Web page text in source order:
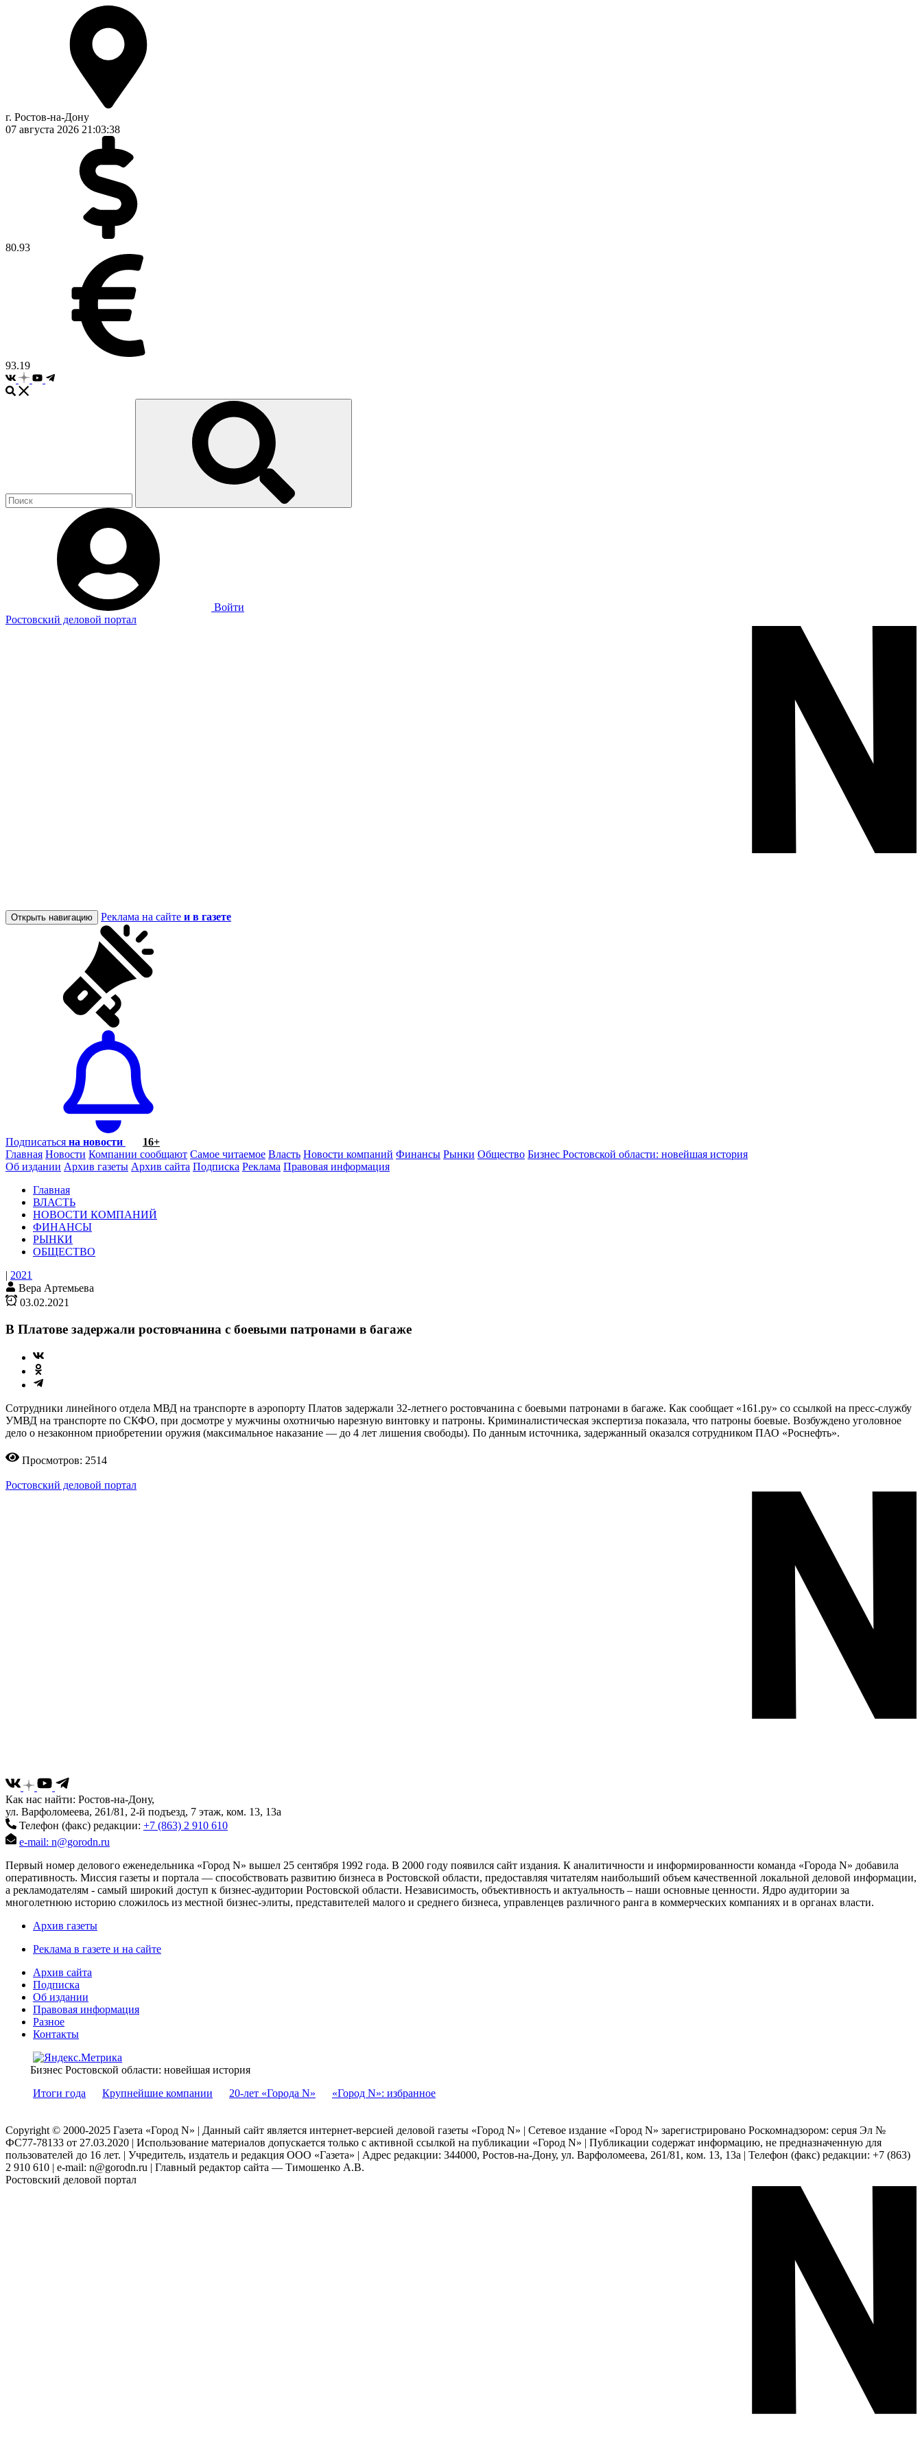
г. Ростов-на-Дону
07 августа 2026 21:03:39
80.93
93.19
Войти
Ростовский деловой портал
Открыть навигацию Реклама на сайте и в газете
Подписаться на новости
16+
Главная Новости Компании сообщают Самое читаемое Власть Новости компаний Финансы Рынки Общество Бизнес Ростовской области: новейшая история
Об издании Архив газеты Архив сайта Подписка Реклама Правовая информация
Главная
ВЛАСТЬ
НОВОСТИ КОМПАНИЙ
ФИНАНСЫ
РЫНКИ
ОБЩЕСТВО
| 2021
Вера Артемьева
03.02.2021
В Платове задержали ростовчанина с боевыми патронами в багаже
Сотрудники линейного отдела МВД на транспорте в аэропорту Платов задержали 32-летнего ростовчанина с боевыми патронами в багаже. Как сообщает «161.ру» со ссылкой на пресс-службу
УМВД на транспорте по СКФО, при досмотре у мужчины охотничью нарезную винтовку и патроны. Криминалистическая экспертиза показала, что патроны боевые. Возбуждено уголовное
дело о незаконном приобретении оружия (максимальное наказание — до 4 лет лишения свободы). По данным источника, задержанный оказался сотрудником ПАО «Роснефть».
Просмотров: 2514
Ростовский деловой портал
Как нас найти: Ростов-на-Дону,
ул. Варфоломеева, 261/81, 2-й подъезд, 7 этаж, ком. 13, 13а
Телефон (факс) редакции: +7 (863) 2 910 610
e-mail: n@gorodn.ru
Первый номер делового еженедельника «Город N» вышел 25 сентября 1992 года. В 2000 году появился сайт издания. К аналитичности и информированности команда «Города N» добавила
оперативность. Миссия газеты и портала — способствовать развитию бизнеса в Ростовской области, предоставляя читателям наибольший объем качественной локальной деловой информации,
а рекламодателям - самый широкий доступ к бизнес-аудитории Ростовской области. Независимость, объективность и актуальность – наши основные ценности. Ядро аудитории за
многолетнюю историю сложилось из местной бизнес-элиты, представителей малого и среднего бизнеса, управленцев различного ранга в коммерческих компаниях и в органах власти.
Архив газеты
Реклама в газете и на сайте
Архив сайта
Подписка
Об издании
Правовая информация
Разное
Контакты
Бизнес Ростовской области: новейшая история
Итоги года
Крупнейшие компании 20-лет «Города N» «Город N»: избранное
Copyright © 2000-2025 Газета «Город N» | Данный сайт является интернет-версией деловой газеты «Город N» | Сетевое издание «Город N» зарегистрировано Роскомнадзором: серuя Эл №
ФС77-78133 от 27.03.2020 | Использование материалов допускается только с активной ссылкой на публикации «Город N» | Публикации содержат информацию, не предназначенную для
пользователей до 16 лет. | Учредитель, издатель и редакция ООО «Газета» | Адрес редакции: 344000, Ростов-на-Дону, ул. Варфоломеева, 261/81, ком. 13, 13а | Телефон (факс) редакции: +7 (863)
2 910 610 | e-mail: n@gorodn.ru | Главный редактор сайта — Тимошенко А.В.
Ростовский деловой портал